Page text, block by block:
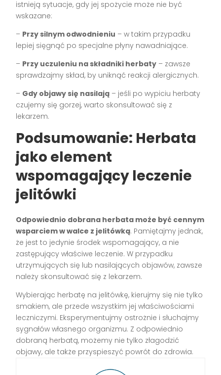
istnieją sytuacje, gdy jej spożycie może nie być
wskazane:
– Przy silnym odwodnieniu – w takim przypadku
lepiej sięgnąć po specjalne płyny nawadniające.
– Przy uczuleniu na składniki herbaty – zawsze
sprawdzajmy skład, by uniknąć reakcji alergicznych.
– Gdy objawy się nasilają – jeśli po wypiciu herbaty
czujemy się gorzej, warto skonsultować się z
lekarzem.
Podsumowanie: Herbata
jako element
wspomagający leczenie
jelitówki
Odpowiednio dobrana herbata może być cennym
wsparciem w walce z jelitówką. Pamiętajmy jednak,
że jest to jedynie środek wspomagający, a nie
zastępujący właściwe leczenie. W przypadku
utrzymujących się lub nasilających objawów, zawsze
należy skonsultować się z lekarzem.
Wybierając herbatę na jelitówkę, kierujmy się nie tylko
smakiem, ale przede wszystkim jej właściwościami
leczniczymi. Eksperymentujmy ostrożnie i słuchajmy
sygnałów własnego organizmu. Z odpowiednio
dobraną herbatą, możemy nie tylko złagodzić
objawy, ale także przyspieszyć powrót do zdrowia.